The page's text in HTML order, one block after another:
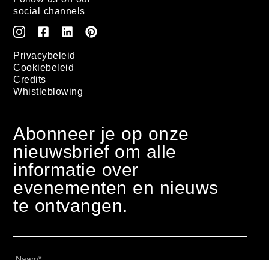
social channels
Privacybeleid
Cookiebeleid
Credits
Whistleblowing
Abonneer je op onze
nieuwsbrief om alle
informatie over
evenementen en nieuws
te ontvangen.